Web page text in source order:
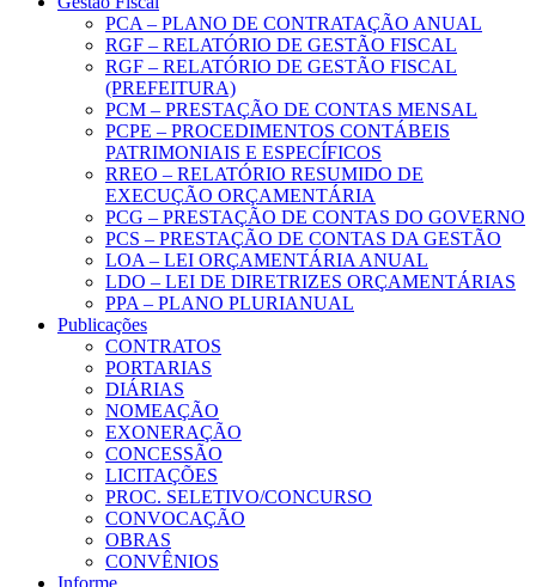
PCA – PLANO DE CONTRATAÇÃO ANUAL
RGF – RELATÓRIO DE GESTÃO FISCAL
RGF – RELATÓRIO DE GESTÃO FISCAL
(PREFEITURA)
PCM – PRESTAÇÃO DE CONTAS MENSAL
PCPE – PROCEDIMENTOS CONTÁBEIS
PATRIMONIAIS E ESPECÍFICOS
RREO – RELATÓRIO RESUMIDO DE
EXECUÇÃO ORÇAMENTÁRIA
PCG – PRESTAÇÃO DE CONTAS DO GOVERNO
PCS – PRESTAÇÃO DE CONTAS DA GESTÃO
LOA – LEI ORÇAMENTÁRIA ANUAL
LDO – LEI DE DIRETRIZES ORÇAMENTÁRIAS
PPA – PLANO PLURIANUAL
Publicações
CONTRATOS
PORTARIAS
DIÁRIAS
NOMEAÇÃO
EXONERAÇÃO
CONCESSÃO
LICITAÇÕES
PROC. SELETIVO/CONCURSO
CONVOCAÇÃO
OBRAS
CONVÊNIOS
Informe